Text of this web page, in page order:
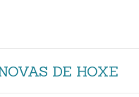
DE HOXE